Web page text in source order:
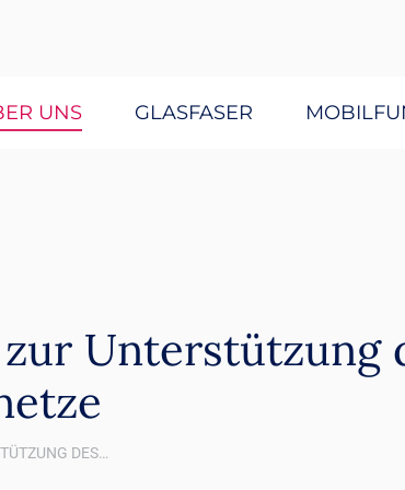
UNS GLASFASER
Unterstützung
DES…